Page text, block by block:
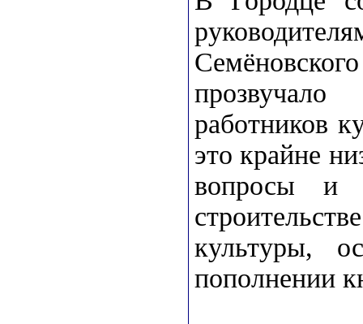
работников
это крайне
вопросы и
культуры,
пополнении